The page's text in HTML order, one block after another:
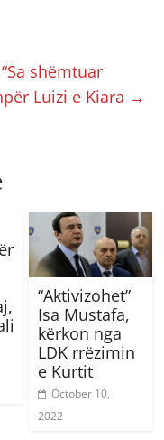
shëmtuar
Luizi e Kiara →
“Aktivizohet”
Isa Mustafa,
kërkon nga
LDK rrëzimin
e Kurtit
October 10,
2022